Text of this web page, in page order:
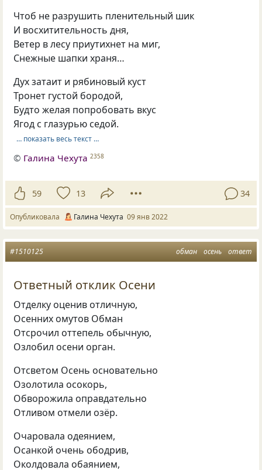
Чтоб не разрушить пленительный шик
И восхитительность дня,
Ветер в лесу приутихнет на миг,
Снежные шапки храня…
Дух затаит и рябиновый куст
Тронет густой бородой,
Будто желая попробовать вкус
Ягод с глазурью седой.
… показать весь текст …
© Галина Чехута 2358
59 13 34
Опубликовала Галина Чехута 09 янв 2022
обман осень ответ
#1510125
Ответный отклик Осени
Отделку оценив отличную,
Осенних омутов Обман
Отсрочил оттепель обычную,
Озлобил осени орган.
Отсветом Осень основательно
Озолотила осокорь,
Обворожила оправдательно
Отливом отмели озёр.
Очаровала одеянием,
Осанкой очень ободрив,
Околдовала обаянием,